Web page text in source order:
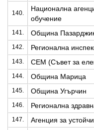
140.
Национална
обучение
141. Община
142. Регионална
143. СЕМ (Съвет за
144. Община Марица
145. Община Угърчин
146. Регионална
147. Агенция за